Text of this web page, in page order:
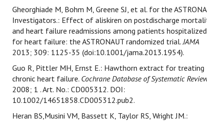
Gheorghiade M, Bohm M, Greene SJ, et al. for the ASTRONAUT
Investigators.: Effect of aliskiren on postdischarge mortality
and heart failure readmissions among patients hospitalized
for heart failure: the ASTRONAUT randomized trial.JAMA
2013; 309: 1125-35 (doi:10.1001/jama.2013.1954).
Guo R, Pittler MH, Ernst E.: Hawthorn extract for treating
chronic heart failure. Cochrane Database of Systematic Reviews
2008; 1 . Art. No.: CD005312. DOI:
10.1002/14651858.CD005312.pub2.
Heran BS,Musini VM, Bassett K, Taylor RS, Wright JM.: